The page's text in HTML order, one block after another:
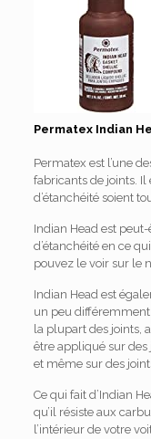
Permatex Indian
Permatex est l’une
fabricants de joints.
d’étanchéité soient
Indian Head est
d’étanchéité en ce
pouvez le voir sur le
Indian Head est
un peu
la plupart des joints,
être appliqué sur des
et même sur des
Ce qui fait d’Indian
qu’il résiste aux
l’intérieur de votre